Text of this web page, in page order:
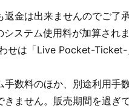
金は出来ませんのでご了
ステム使用料が加算されま
せは「Live Pocket-
数料のほか、別途利用手
ません。販売期間を過ぎ